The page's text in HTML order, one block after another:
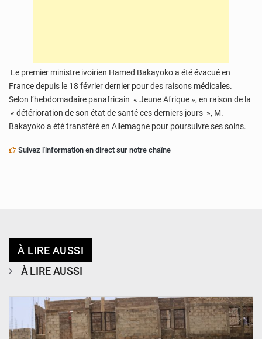
Le premier ministre ivoirien Hamed Bakayoko a été évacué en
France depuis le 18 février dernier pour des raisons médicales.
Selon l’hebdomadaire panafricain « Jeune Afrique », en raison de la
« détérioration de son état de santé ces derniers jours », M.
Bakayoko a été transféré en Allemagne pour poursuivre ses soins.
Suivez l'information en direct sur notre chaîne
À LIRE AUSSI
À LIRE AUSSI